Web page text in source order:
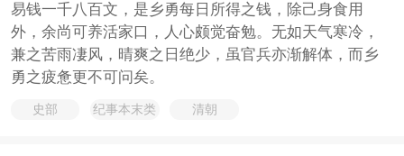
易钱一千八百文，是乡勇每日所得之钱，除己身食用
外，余尚可养活家口，人心颇觉奋勉。无如天气寒冷，
兼之苦雨凄风，晴爽之日绝少，虽官兵亦渐解体，而乡
勇之疲惫更不可问矣。
史部 纪事本末类 清朝